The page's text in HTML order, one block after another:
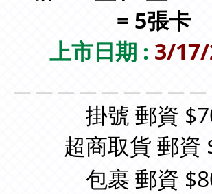
= 5張卡
上市日期 : 3/17/
掛號 郵資
超商取貨 郵資
包裹 郵資